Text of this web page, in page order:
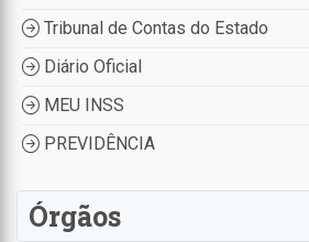
Tribunal de Contas do Estado
Diário Oficial
MEU INSS
PREVIDÊNCIA
Órgãos